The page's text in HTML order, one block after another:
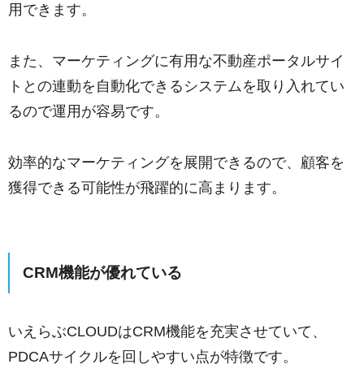
用できます。
また、マーケティングに有用な不動産ポータルサイ
トとの連動を自動化できるシステムを取り入れてい
るので運用が容易です。
効率的なマーケティングを展開できるので、顧客を
獲得できる可能性が飛躍的に高まります。
CRM機能が優れている
いえらぶCLOUDはCRM機能を充実させていて、
PDCAサイクルを回しやすい点が特徴です。